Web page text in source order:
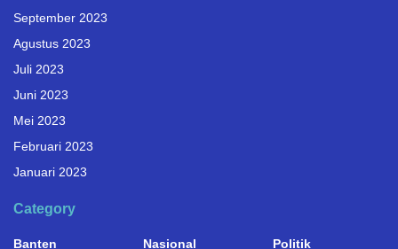
September 2023
Agustus 2023
Juli 2023
Juni 2023
Mei 2023
Februari 2023
Januari 2023
Category
Banten Nasional Politik